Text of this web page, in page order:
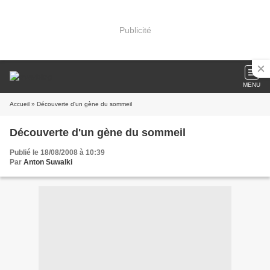
Publicité
MENU
Accueil » Découverte d'un gène du sommeil
Découverte d'un gène du sommeil
Publié le 18/08/2008 à 10:39
Par Anton Suwalki